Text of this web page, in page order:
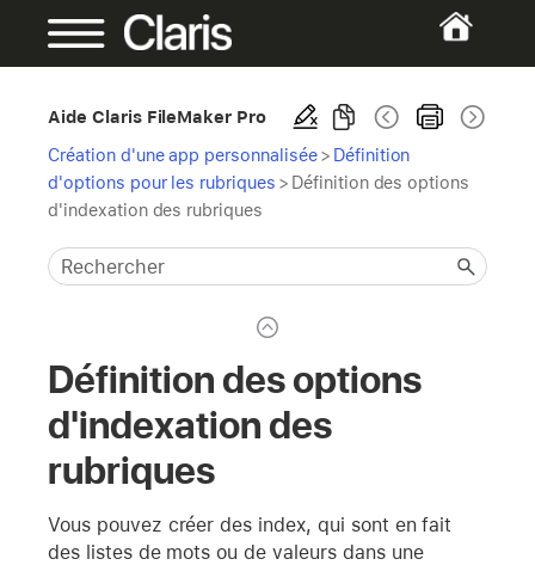
Aide Claris FileMaker Pro
Création d'une app personnalisée> Définition
d'options pour les rubriques > Définition des options
d'indexation des rubriques
Définition des options
d'indexation des
rubriques
Vous pouvez créer des index, qui sont en fait
des listes de mots ou de valeurs dans une